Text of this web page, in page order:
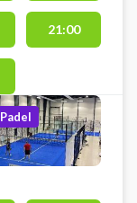
21:00
Padel